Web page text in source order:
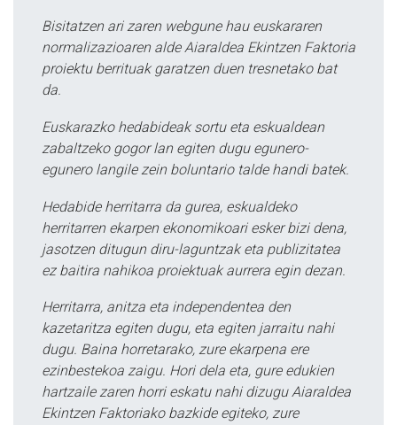
Bisitatzen ari zaren webgune hau euskararen
normalizazioaren alde Aiaraldea Ekintzen Faktoria
proiektu berrituak garatzen duen tresnetako bat
da.
Euskarazko hedabideak sortu eta eskualdean
zabaltzeko gogor lan egiten dugu egunero-
egunero langile zein boluntario talde handi batek.
Hedabide herritarra da gurea, eskualdeko
herritarren ekarpen ekonomikoari esker bizi dena,
jasotzen ditugun diru-laguntzak eta publizitatea
ez baitira nahikoa proiektuak aurrera egin dezan.
Herritarra, anitza eta independentea den
kazetaritza egiten dugu, eta egiten jarraitu nahi
dugu. Baina horretarako, zure ekarpena ere
ezinbestekoa zaigu. Hori dela eta, gure edukien
hartzaile zaren horri eskatu nahi dizugu Aiaraldea
Ekintzen Faktoriako bazkide egiteko, zure